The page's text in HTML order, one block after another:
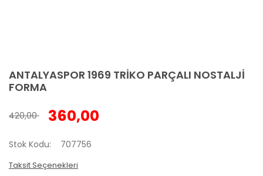
ANTALYASPOR 1969 TRİKO PARÇALI NOSTALJİ
FORMA
420,00 360,00
Stok Kodu 707756
Taksit Seçenekleri